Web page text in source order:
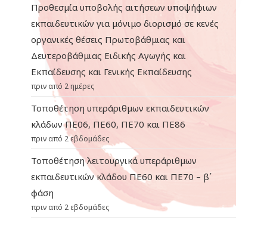
Προθεσμία υποβολής αιτήσεων υποψήφιων
εκπαιδευτικών για μόνιμο διορισμό σε κενές
οργανικές θέσεις Πρωτοβάθμιας και
Δευτεροβάθμιας Ειδικής Αγωγής και
Εκπαίδευσης και Γενικής Εκπαίδευσης
πριν από 2 ημέρες
Τοποθέτηση υπεράριθμων εκπαιδευτικών
κλάδων ΠΕ06, ΠΕ60, ΠΕ70 και ΠΕ86
πριν από 2 εβδομάδες
Τοποθέτηση λειτουργικά υπεράριθμων
εκπαιδευτικών κλάδου ΠΕ60 και ΠΕ70 – β΄
φάση
πριν από 2 εβδομάδες